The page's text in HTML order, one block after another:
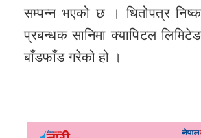
सम्पन्न भएको छ । धितोपत्र
प्रबन्धक सानिमा क्यापिटल
बाँडफाँड गरेको हो ।